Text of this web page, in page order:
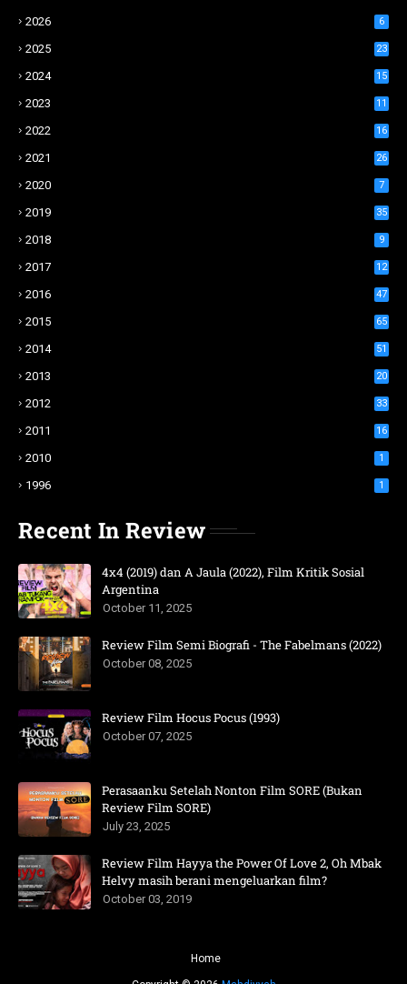
2026 6
2025 23
2024 15
2023 11
2022 16
2021 26
2020 7
2019 35
2018 9
2017 12
2016 47
2015 65
2014 51
2013 20
2012 33
2011 16
2010 1
1996 1
Recent In Review
4x4 (2019) dan A Jaula (2022), Film Kritik Sosial
Argentina
October 11, 2025
Review Film Semi Biografi - The Fabelmans (2022)
October 08, 2025
Review Film Hocus Pocus (1993)
October 07, 2025
Perasaanku Setelah Nonton Film SORE (Bukan
Review Film SORE)
July 23, 2025
Review Film Hayya the Power Of Love 2, Oh Mbak
Helvy masih berani mengeluarkan film?
October 03, 2019
Home